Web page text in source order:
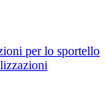
per lo sportello